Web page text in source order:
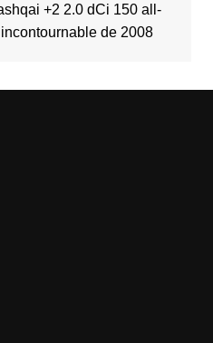
+2 2.0 dCi 150 all-
de 2008